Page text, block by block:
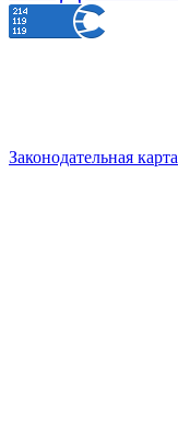
Законодательная карта